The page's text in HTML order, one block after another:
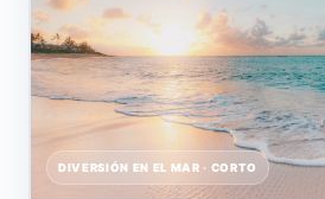
DIVERSIÓN EN EL MAR · CORTO